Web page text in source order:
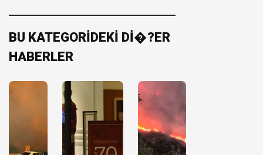
BU KATEGORİDEKİ Dİ�?ER
HABERLER